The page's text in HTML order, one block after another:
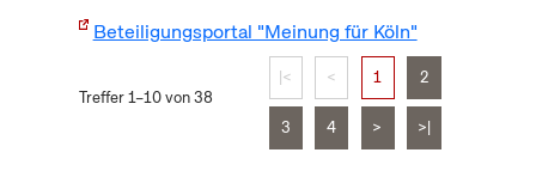
Beteiligungsportal "Meinung für Köln"
Treffer 1–10 von 38
|< < 1 2
3 4 > >|